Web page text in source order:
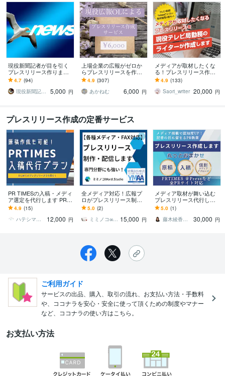
現役新聞記者が目を引く
プレスリリース作ります
歴20年超！経歴を活か
し、記者の心をつかむプ
レスリリースを！
4.7 (94)
現役新聞記者ライター・プレスリリース
5,000 円
上場企業の広報がゼロか
らプレスリリースを作成
します お手頃価格◎取材
実績多数◎修正OK◎配信
代行有◎事前MTG可
4.9 (307)
あかねむ
6,000 円
メディアが取材したくな
る！プレスリリース作成
します 現役テレビ局勤務
のライターが「メディア
視点」で執筆します
4.9 (133)
Saori_writer 20,000 円
プレスリリース作成の定番サービス
PR TIMESの入稿・メディ
ア選定を代行します PRTI
MESを初めて利用する方
にオススメです！
4.9 (15)
ハテシマサツキ
12,000 円
全メディア対応！広報プ
ロがプレスリリース制作
します 【即日着手可】本
質が伝わる、磨き抜いた
言葉でアピールする
5.0 (2)
ミミノコ∞広報・コピーライター 15,000 円
メディア取材が舞い込む
プレスリリース代行しま
す 1通のプレスリリースか
らメディア取材連続獲得
実績あり
5.0 (1)
藤木綾香 セールスライター
30,000 円
ご利用ガイド
サービスの出品、購入、取引の流れ、お支払い方法・手数料
や、ココナラを安心・安全に使って頂くための制度やマナー
など、ココナラの使い方はこちら。
お支払い方法